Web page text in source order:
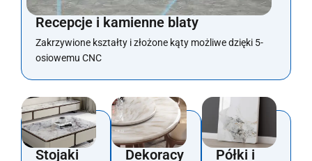
Recepcje i kamienne blaty
Zakrzywione kształty i złożone kąty możliwe dzięki 5-
osiowemu CNC
Stojaki
Dekoracy
Półki i